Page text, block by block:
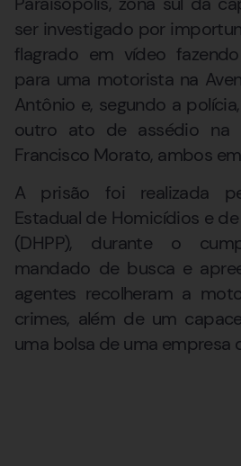
ser investigado por
flagrado em vídeo
para uma motorista na
Antônio e, segundo a
outro ato de assédio na
Francisco Morato, ambos
A prisão foi realizada
Estadual de Homicídios e
(DHPP), durante o
mandado de busca e
agentes recolheram a
crimes, além de um
uma bolsa de uma empresa